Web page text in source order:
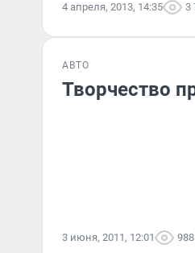
4 апреля, 2013, 14:35 3
АВТО
Творчество
3 июня, 2011, 12:01 988